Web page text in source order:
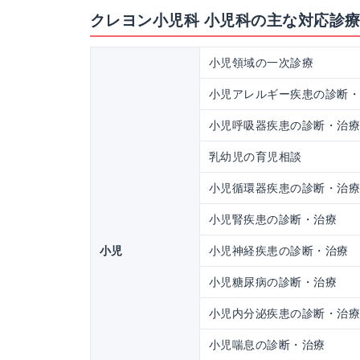
クレヨン小児科 小児科の主な対応診療
小児
小児領域の一次診療
小児アレルギー疾患の診断
小児呼吸器疾患の診断・治療
乳幼児の育児相談
小児循環器疾患の診断・治療
小児腎疾患の診断・治療
小児神経疾患の診断・治療
小児糖尿病の診断・治療
小児内分泌疾患の診断・治療
小児喘息の診断・治療